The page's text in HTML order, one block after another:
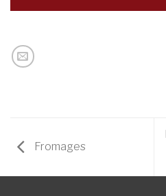
Fromages